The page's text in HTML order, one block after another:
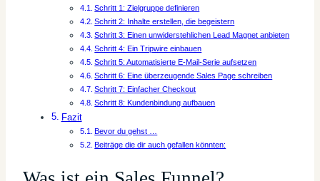
Schritt 1: Zielgruppe definieren
Schritt 2: Inhalte erstellen, die begeistern
Schritt 3: Einen unwiderstehlichen Lead Magnet anbieten
Schritt 4: Ein Tripwire einbauen
Schritt 5: Automatisierte E-Mail-Serie aufsetzen
Schritt 6: Eine überzeugende Sales Page schreiben
Schritt 7: Einfacher Checkout
Schritt 8: Kundenbindung aufbauen
Fazit
Bevor du gehst …
Beiträge die dir auch gefallen könnten: